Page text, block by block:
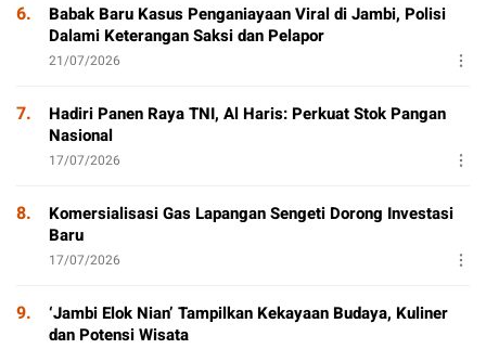
6.
Babak Baru Kasus Penganiayaan Viral di Jambi, Polisi
Dalami Keterangan Saksi dan Pelapor
21/07/2026
7.
Hadiri Panen Raya TNI, Al Haris: Perkuat Stok Pangan
Nasional
17/07/2026
8.
Komersialisasi Gas Lapangan Sengeti Dorong Investasi
Baru
17/07/2026
9.
‘Jambi Elok Nian’ Tampilkan Kekayaan Budaya, Kuliner
dan Potensi Wisata